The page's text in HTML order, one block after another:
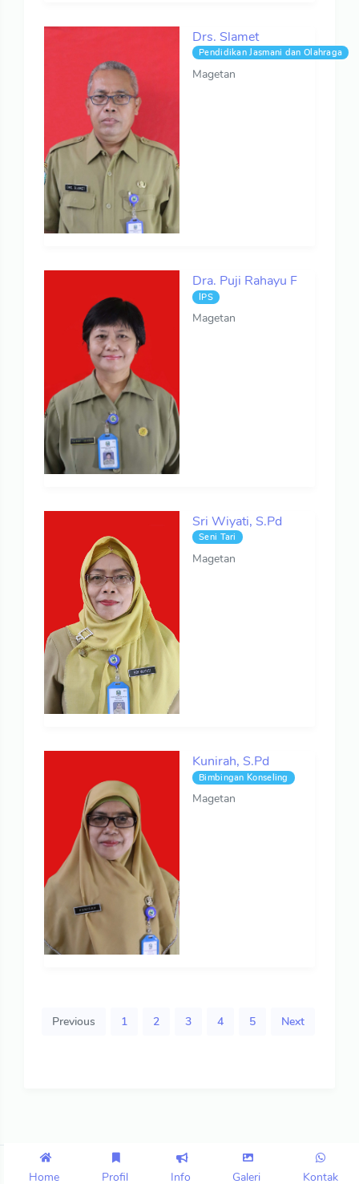
Home Profil Info Galeri Kontak
Drs. Slamet
Pendidikan Jasmani dan Olahraga
Magetan
Dra. Puji Rahayu F
IPS
Magetan
Sri Wiyati, S.Pd
Seni Tari
Magetan
Kunirah, S.Pd
Bimbingan Konseling
Magetan
Previous 1 2 3 4 5 Next
Copyright © 2023 | smpn2parang.sch.id by asyari